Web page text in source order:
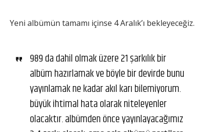
Yeni albümün tamamı içinse 4 Aralık’ı bekleyeceğiz.
989 da dahil olmak üzere 21 şarkılık bir
albüm hazırlamak ve böyle bir devirde bunu
yayınlamak ne kadar akıl karı bilemiyorum.
büyük ihtimal hata olarak niteleyenler
olacaktır. albümden önce yayınlayacağımız